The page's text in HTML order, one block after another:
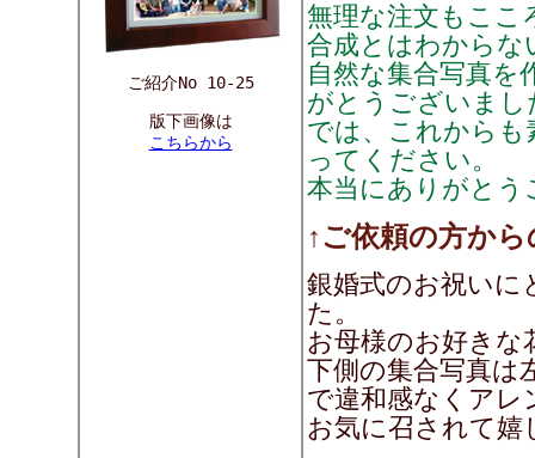
ご紹介No 10-25
版下画像は
こちらから
無理な注文もここ
合成とはわからな
自然な集合写真
がとうございまし
では、これからも
ってください。
本当にありがとう
↑ご依頼の方か
銀婚式のお祝い
た。
お母様のお好きな
下側の集合写真は
で違和感なくア
お気に召されて嬉